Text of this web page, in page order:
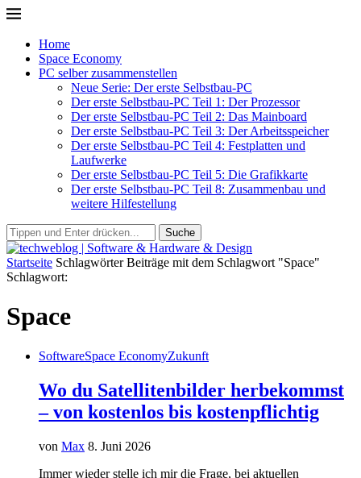
Home
Space Economy
PC selber zusammenstellen
Neue Serie: Der erste Selbstbau-PC
Der erste Selbstbau-PC Teil 1: Der Prozessor
Der erste Selbstbau-PC Teil 2: Das Mainboard
Der erste Selbstbau-PC Teil 3: Der Arbeitsspeicher
Der erste Selbstbau-PC Teil 4: Festplatten und
Laufwerke
Der erste Selbstbau-PC Teil 5: Die Grafikkarte
Der erste Selbstbau-PC Teil 8: Zusammenbau und
weitere Hilfestellung
Suche
Startseite Schlagwörter Beiträge mit dem Schlagwort "Space"
Schlagwort:
Space
SoftwareSpace EconomyZukunft
Wo du Satellitenbilder herbekommst
– von kostenlos bis kostenpflichtig
von Max 8. Juni 2026
Immer wieder stelle ich mir die Frage, bei aktuellen